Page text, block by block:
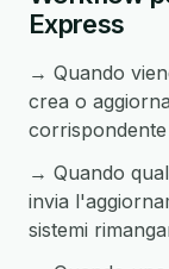
Express
→ Quando
crea o
→ Quando
invia
sistemi